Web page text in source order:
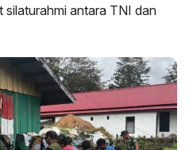
silaturahmi antara TNI dan